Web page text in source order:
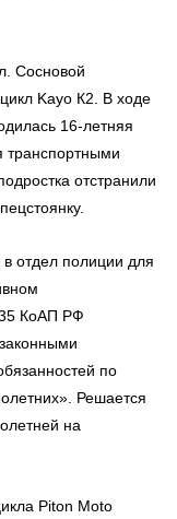
Сосновой
Kayo К2. В ходе
16-летняя
отстранили
отдел полиции для
КоАП РФ
по
Решается
на
Piton Moto